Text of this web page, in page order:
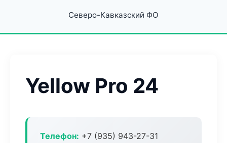
Северо-Кавказский ФО
Yellow Pro 24
Телефон: +7 (935) 943-27-31